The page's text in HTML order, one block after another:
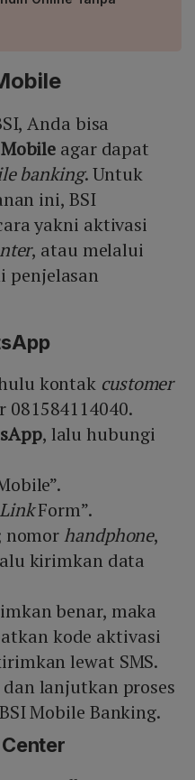
Anda bisa
agar dapat
banking. Untuk
ini, BSI
yakni aktivasi
, atau melalui
penjelasan
kontak customer
, lalu hubungi
LinkForm”.
nomorhandphone,
kirimkan data
benar, maka
kode aktivasi
lewat SMS.
lanjutkan proses
Mobile Banking.